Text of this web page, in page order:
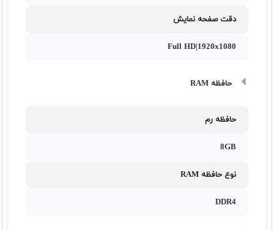
دقت صفحه نمایش
Full HD|1920x1080
حافظه RAM
حافظه رم
8GB
نوع حافظه RAM
DDR4